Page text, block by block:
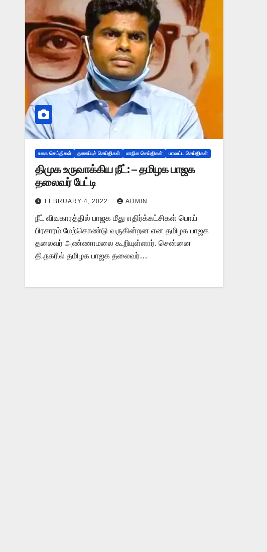
உலக செய்திகள் தலைப்புச் செய்திகள் மாநில செய்திகள் மாவட்ட செய்திகள்
திமுக உருவாக்கிய நீட்: – தமிழக பாஜக
தலைவர் பேட்டி
FEBRUARY 4, 2022 ADMIN
நீட் விவகாரத்தில் பாஜக மீது எதிர்க்கட்சிகள் பொய்
பிரசாரம் மேற்கொண்டு வருகின்றன என தமிழக பாஜக
தலைவர் அண்ணாமலை கூறியுள்ளார். சென்னை
தி.நகரில் தமிழக பாஜக தலைவர்…